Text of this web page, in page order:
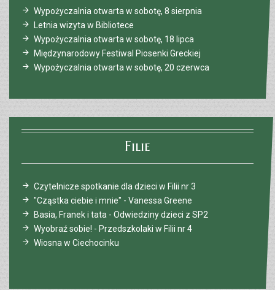
Wypożyczalnia otwarta w sobotę, 8 sierpnia
Letnia wizyta w Bibliotece
Wypożyczalnia otwarta w sobotę, 18 lipca
Międzynarodowy Festiwal Piosenki Greckiej
Wypożyczalnia otwarta w sobotę, 20 czerwca
Filie
Czytelnicze spotkanie dla dzieci w Filii nr 3
"Cząstka ciebie i mnie" - Vanessa Greene
Basia, Franek i tata - Odwiedziny dzieci z SP2
Wyobraź sobie! - Przedszkolaki w Filii nr 4
Wiosna w Ciechocinku